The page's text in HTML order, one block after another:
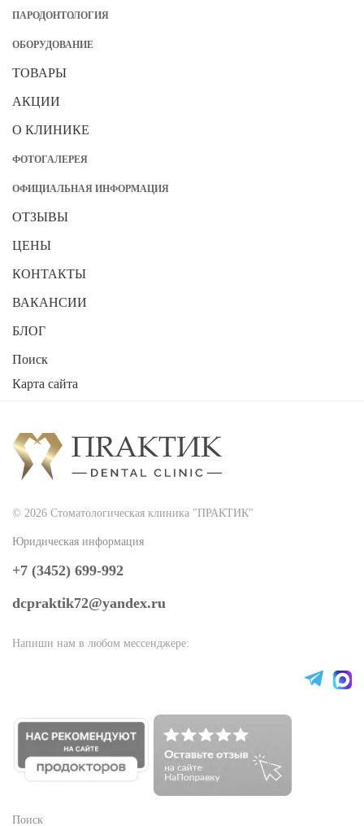
ПАРОДОНТОЛОГИЯ
ОБОРУДОВАНИЕ
ТОВАРЫ
АКЦИИ
О КЛИНИКЕ
ФОТОГАЛЕРЕЯ
ОФИЦИАЛЬНАЯ ИНФОРМАЦИЯ
ОТЗЫВЫ
ЦЕНЫ
КОНТАКТЫ
ВАКАНСИИ
БЛОГ
Поиск
Карта сайта
© 2026 Стоматологическая клиника "ПРАКТИК"
Юридическая информация
+7 (3452) 699-992
dcpraktik72@yandex.ru
Напиши нам в любом мессенджере:
Поиск